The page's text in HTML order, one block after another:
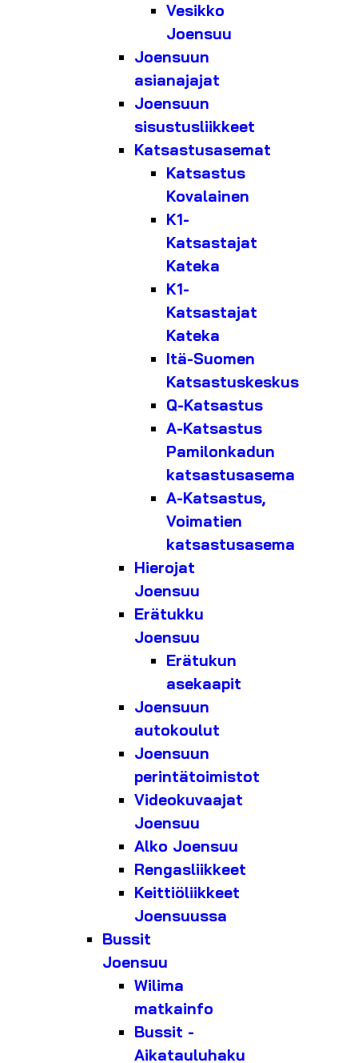
Vesikko
Joensuu
Joensuun
asianajajat
Joensuun
sisustusliikkeet
Katsastusasemat
Katsastus
Kovalainen
K1-
Katsastajat
Kateka
K1-
Katsastajat
Kateka
Itä-Suomen
Katsastuskeskus
Q-Katsastus
A-Katsastus
Pamilonkadun
katsastusasema
A-Katsastus,
Voimatien
katsastusasema
Hierojat
Joensuu
Erätukku
Joensuu
Erätukun
asekaapit
Joensuun
autokoulut
Joensuun
perintätoimistot
Videokuvaajat
Joensuu
Alko Joensuu
Rengasliikkeet
Keittiöliikkeet
Joensuussa
Bussit
Joensuu
Wilima
matkainfo
Bussit -
Aikatauluhaku